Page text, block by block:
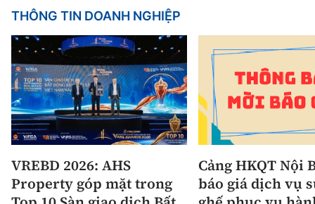
THÔNG TIN DOANH NGHIỆP
VREBD 2026: AHS
Property góp mặt trong
Cảng HKQT Nội
báo giá dịch vụ